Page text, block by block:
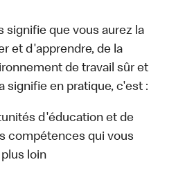
signifie que vous aurez la
et d'apprendre, de la
de travail sûr et
signifie en pratique, c'est :
d'éducation et de
compétences qui vous
loin